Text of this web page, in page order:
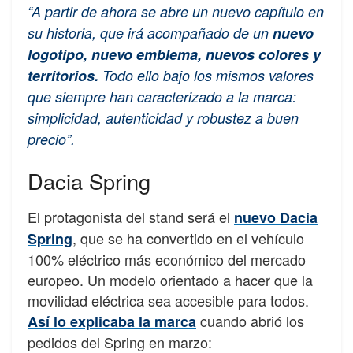
“A partir de ahora se abre un nuevo capítulo en
su historia, que irá acompañado de un nuevo
logotipo, nuevo emblema, nuevos colores y
territorios. Todo ello bajo los mismos valores
que siempre han caracterizado a la marca:
simplicidad, autenticidad y robustez a buen
precio”.
Dacia Spring
El protagonista del stand será el nuevo Dacia
Spring, que se ha convertido en el vehículo
100% eléctrico más económico del mercado
europeo. Un modelo orientado a hacer que la
movilidad eléctrica sea accesible para todos.
Así lo explicaba la marcacuando abrió los
pedidos del Spring en marzo: